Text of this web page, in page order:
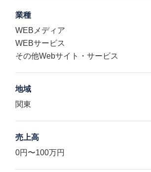
業種
WEBメディア
WEBサービス
その他Webサイト・サービス
地域
関東
売上高
0円〜100万円